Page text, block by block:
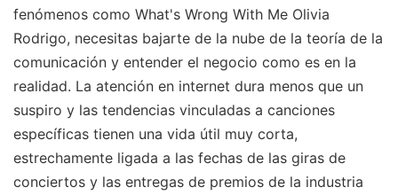
fenómenos como What's Wrong With Me Olivia
Rodrigo, necesitas bajarte de la nube de la teoría de la
comunicación y entender el negocio como es en la
realidad. La atención en internet dura menos que un
suspiro y las tendencias vinculadas a canciones
específicas tienen una vida útil muy corta,
estrechamente ligada a las fechas de las giras de
conciertos y las entregas de premios de la industria